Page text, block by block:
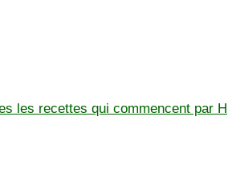
les recettes qui commencent par H